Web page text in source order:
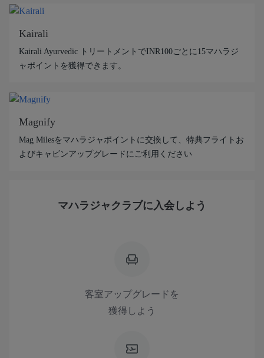
Kairali
Kairali Ayurvedic トリートメントでINR100ごとに15マハラジ
ャポイントを獲得できます。
Magnify
Mag Milesをマハラジャポイントに交換して、特典フライトお
よびキャビンアップグレードにご利用ください
マハラジャクラブに入会しよう
客室アップグレードを
獲得しよう